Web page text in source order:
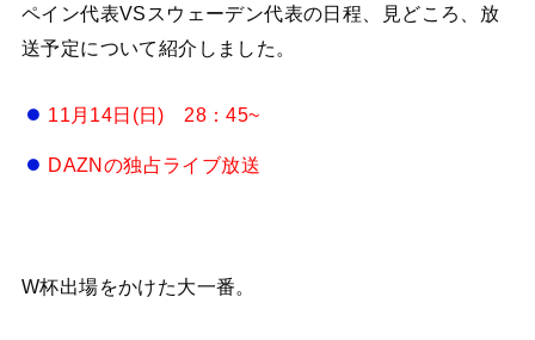
ペイン代表VSスウェーデン代表の日程、見どころ、放
送予定について紹介しました。
11月14日(日) 28：45~
DAZNの独占ライブ放送
W杯出場をかけた大一番。